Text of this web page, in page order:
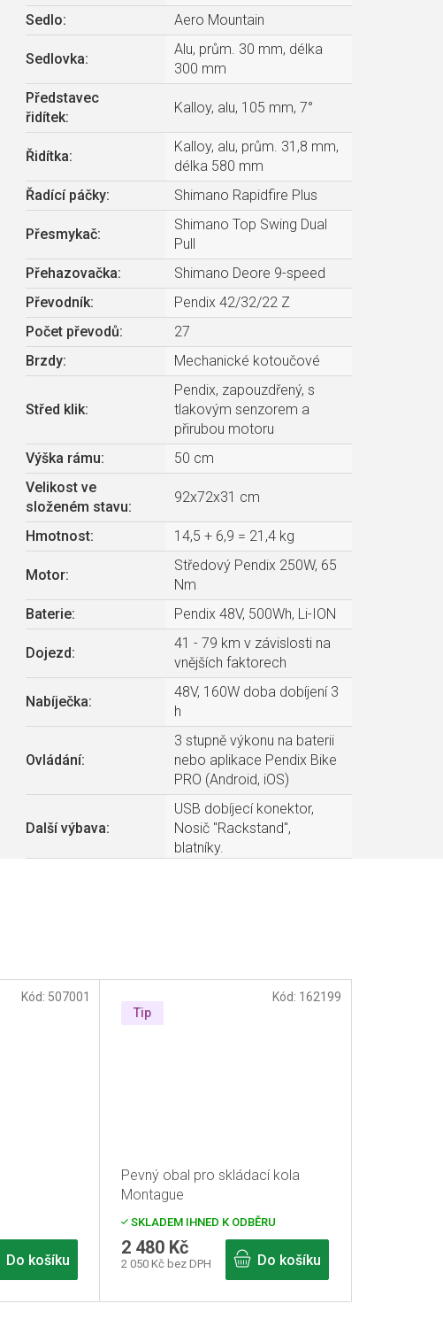
Do košíku
Kód: 507001
Tip
Pevný obal pro skládací kola
Montague
SKLADEM IHNED K ODBĚRU
2 050 Kč bez DPH
2 480 Kč
Do košíku
Kód: 162199
Sedlo: Aero Mountain
Sedlovka:
Alu, prům. 30 mm, délka
300 mm
Představec
řidítek:
Kalloy, alu, 105 mm, 7°
Řidítka:
Kalloy, alu, prům. 31,8 mm,
délka 580 mm
Řadící páčky: Shimano Rapidfire Plus
Přesmykač:
Shimano Top Swing Dual
Pull
Přehazovačka:
Shimano Deore 9-speed
Převodník:
Pendix 42/32/22 Z
Počet převodů:
27
Brzdy: Mechanické kotoučové
Střed klik:
Pendix, zapouzdřený, s
tlakovým senzorem a
přirubou motoru
Výška rámu:
50 cm
Velikost ve
složeném stavu:
92x72x31 cm
Hmotnost: 14,5 + 6,9 = 21,4 kg
Motor:
Středový Pendix 250W, 65
Nm
Baterie: Pendix 48V, 500Wh, Li-ION
Dojezd:
41 - 79 km v závislosti na
vnějších faktorech
Nabíječka:
48V, 160W doba dobíjení 3
h
Ovládání:
3 stupně výkonu na baterii
nebo aplikace Pendix Bike
PRO (Android, iOS)
Další výbava:
USB dobíjecí konektor,
Nosič "Rackstand",
blatníky.